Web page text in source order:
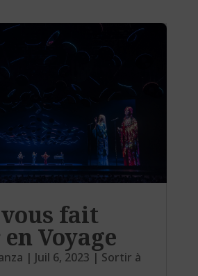
fait
Voyage
| Juil 6, 2023 | Sortir à